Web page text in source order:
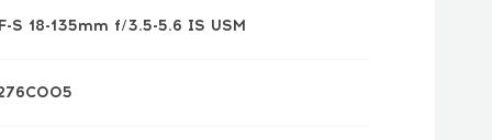
S 18-135mm f/3.5-5.6 IS USM